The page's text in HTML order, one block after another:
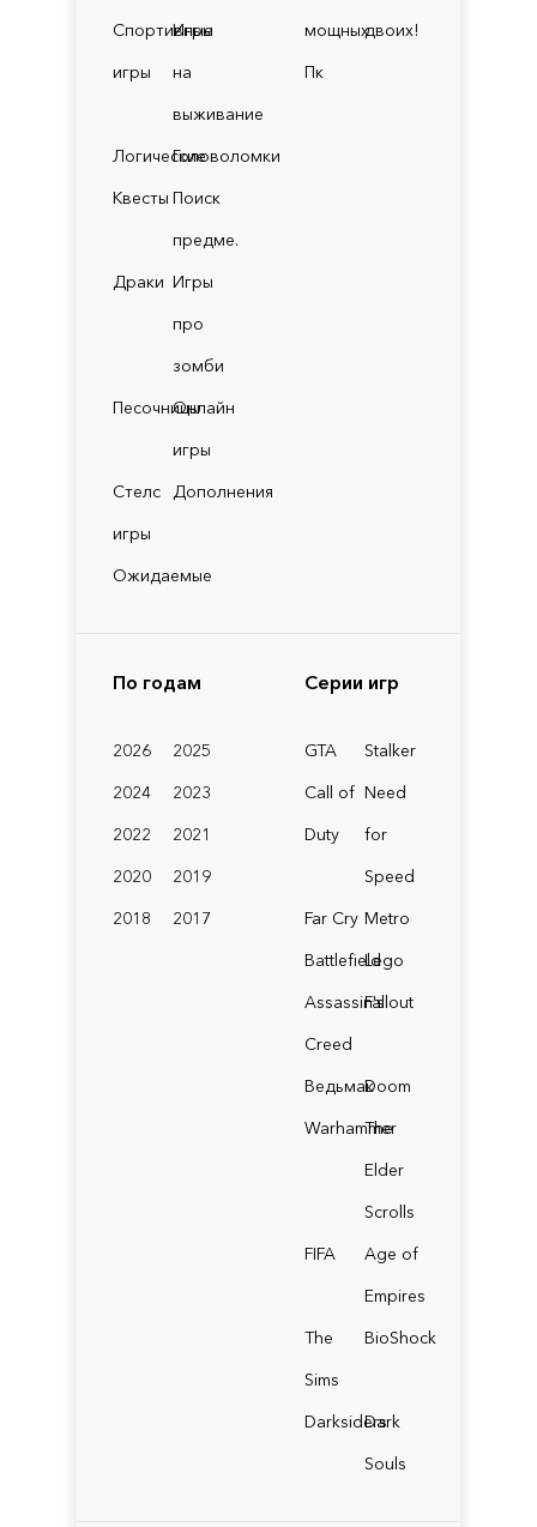
Спортивные
игры
Игры
на
выживание
ЛогическиеГоловоломки
Квесты Поиск
предме.
Драки Игры
про
зомби
ПесочницыОнлайн
игры
Стелс
игры
Дополнения
Ожидаемые
мощных
Пк
двоих!
По годам
2026
2025
2024
2023
2022
2021
2020
2019
2018
2017
Серии игр
GTA
Stalker
Call of
Duty
Need
for
Speed
Far Cry Metro
BattlefieldLego
Assassin's
Creed
Fallout
ВедьмакDoom
Warhammer
The
Elder
Scrolls
FIFA
Age of
Empires
The
Sims
BioShock
Darksiders
Dark
Souls